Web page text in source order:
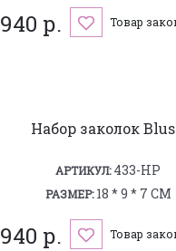
940 р. Товар
Набор заколок
АРТИКУЛ:433-HP
РАЗМЕР:18 * 9 * 7 СМ
940 р. Товар